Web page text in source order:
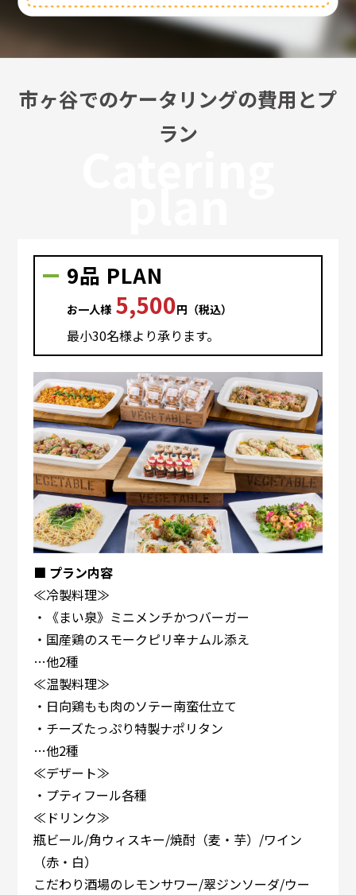
市ヶ谷でのケータリングの費用とプ
ラン
9品 PLAN
お⼀⼈様 5,500円（税込）
最⼩30名様より承ります。
■ プラン内容
≪冷製料理≫
・《まい泉》ミニメンチかつバーガー
・国産鶏のスモークピリ辛ナムル添え
…他2種
≪温製料理≫
・日向鶏もも肉のソテー南蛮仕立て
・チーズたっぷり特製ナポリタン
…他2種
≪デザート≫
・プティフール各種
≪ドリンク≫
瓶ビール/角ウィスキー/焼酎（麦・芋）/ワイン
（赤・白）
こだわり酒場のレモンサワー/翠ジンソーダ/ウー